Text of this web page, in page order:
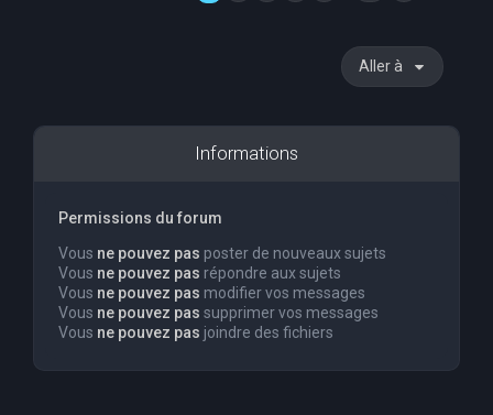
Aller à
Informations
Permissions du forum
Vous ne pouvez pas poster de nouveaux sujets
Vous ne pouvez pas répondre aux sujets
Vous ne pouvez pas modifier vos messages
Vous ne pouvez pas supprimer vos messages
Vous ne pouvez pas joindre des fichiers